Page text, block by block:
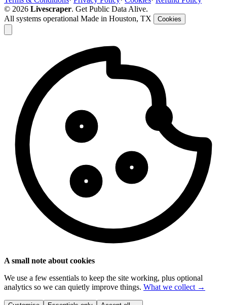
© 2026 Livescraper. Get Public Data Alive.
All systems operational Made in Houston, TX Cookies
A small note about cookies
We use a few essentials to keep the site working, plus optional
analytics so we can quietly improve things. What we collect →